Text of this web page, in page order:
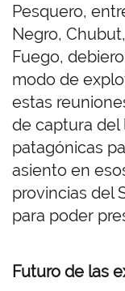
Pesquero,
Negro,
Fuego,
modo de
estas
de captura del
patagónicas
asiento en
provincias del
para poder
Futuro de las